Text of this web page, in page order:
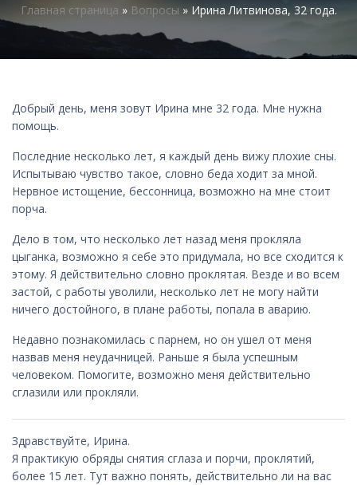
Главная страница » Вопросы »Ирина Литвинова, 32 года.
Добрый день, меня зовут Ирина мне 32 года. Мне нужна
помощь.
Последние несколько лет, я каждый день вижу плохие сны.
Испытываю чувство такое, словно беда ходит за мной.
Нервное истощение, бессонница, возможно на мне стоит
порча.
Дело в том, что несколько лет назад меня прокляла
цыганка, возможно я себе это придумала, но все сходится к
этому. Я действительно словно проклятая. Везде и во всем
застой, с работы уволили, несколько лет не могу найти
ничего достойного, в плане работы, попала в аварию.
Недавно познакомилась с парнем, но он ушел от меня
назвав меня неудачницей. Раньше я была успешным
человеком. Помогите, возможно меня действительно
сглазили или прокляли.
Здравствуйте, Ирина.
Я практикую обряды снятия сглаза и порчи, проклятий,
более 15 лет. Тут важно понять, действительно ли на вас